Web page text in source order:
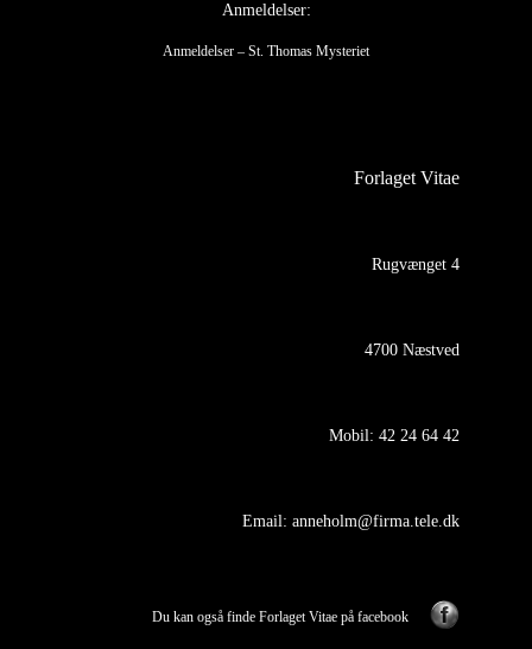
Anmeldelser:
Anmeldelser – St. Thomas Mysteriet
Forlaget Vitae
Rugvænget 4
4700 Næstved
Mobil: 42 24 64 42
Email: anneholm@firma.tele.dk
Du kan også finde Forlaget Vitae på facebook